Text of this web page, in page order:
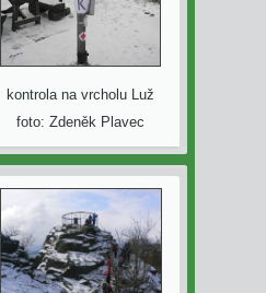
kontrola na vrcholu Luž
foto: Zdeněk Plavec